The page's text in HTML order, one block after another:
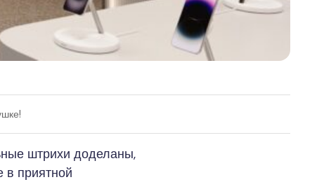
штрихи доделаны,
в приятной